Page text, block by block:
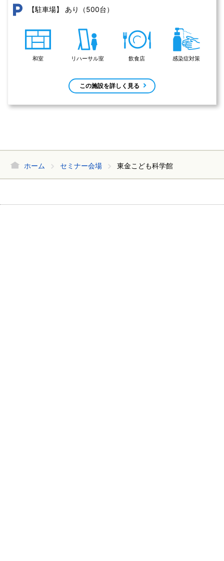
【駐車場】 あり（500台）
和室 リハーサル室 飲食店 感染症対策
この施設を詳しく見る
ホーム セミナー会場 東金こども科学館